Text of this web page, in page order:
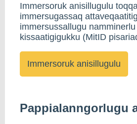
Immersoruk anisillugulu
immersugassaq
immersussallugu
kissaatigigukku (MitID
Pappialanngorlugu